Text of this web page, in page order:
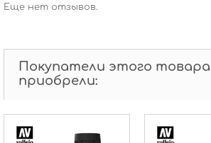
Еще нет отзывов.
Покупатели этого
приобрели: